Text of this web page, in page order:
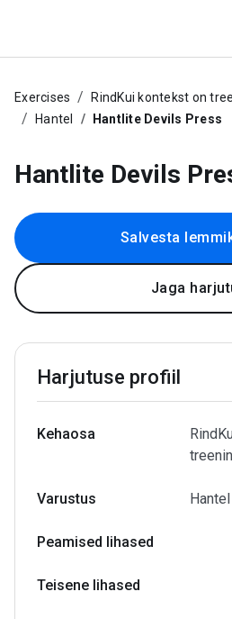
Exercises
RindKui kontekst on
Hantel
Hantlite Devils Press
Hantlite Devils
Salvesta
Jaga
Harjutuse profiil
Kehaosa
Varustus Hantel
Peamised lihased
Teisene lihased